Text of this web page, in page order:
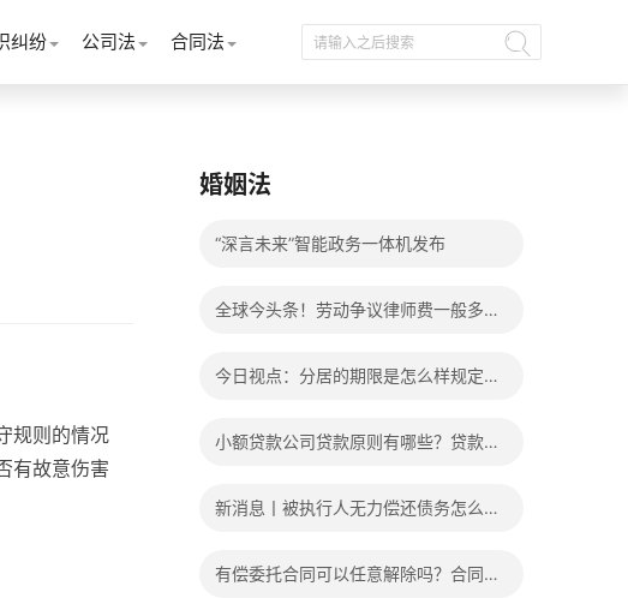
纠纷 公司法 合同法
规则的情况
有故意伤害
婚姻法
“深言未来”智能政务一体机发布
全球今头条！劳动争议律师费一般多少
今日视点：分居的期限是怎么样规定
小额贷款公司贷款原则有哪些？贷款不
新消息丨被执行人无力偿还债务怎么
有偿委托合同可以任意解除吗？合同无